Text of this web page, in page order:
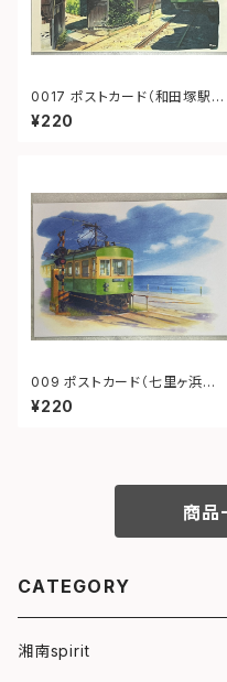
0017 ポストカード（和田塚駅
無心庵）
¥220
009 ポストカード（七里ヶ浜
江ノ電）
¥220
商品
CATEGORY
湘南spirit